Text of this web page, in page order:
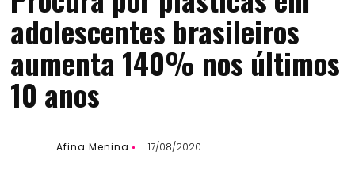
adolescentes brasileiros
aumenta 140% nos últimos
10 anos
Afina Menina 17/08/2020